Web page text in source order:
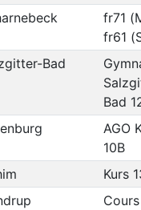
fr71
fr61
Bad
Bad
AGO
10B
Kurs